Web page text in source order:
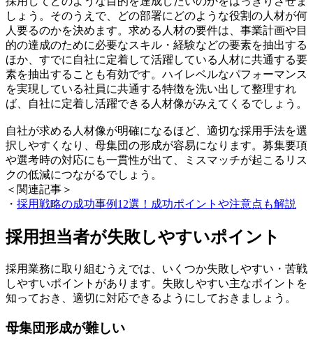
しょう。そのうえで、どの部署にどのような役割の人材が何
人要るのかを決めます。求める人材の要件は、事業計画や目
的の達成のために必要なスキル・経験などの要素を抽出する
ほか、すでに自社に定着して活躍している人材に共通する要
素を抽出することも有効です。ハイレベルなパフォーマンス
を実現している社員に共通する特徴を洗い出して整理すれ
ば、自社に定着し活躍できる人材像がみえてくるでしょう。
自社が求める人材像が明確になるほど、適切な採用手法を選
択しやすくなり、母集団の形成が容易になります。募集要項
や選考時の対応にも一貫性が出て、ミスマッチが起こるリス
クの低減につながるでしょう。
＜関連記事＞
・ 採用戦略の成功事例12選！成功ポイントや注意点も解説
採用担当者が失敗しやすいポイント
採用業務に取り組むうえでは、いくつか失敗しやすい・苦戦
しやすいポイントがあります。失敗しやすい主なポイントを
知っておき、適切に対応できるようにしておきましょう。
母集団形成が難しい